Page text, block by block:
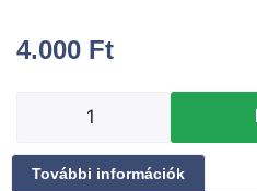
4.000 Ft
További információk